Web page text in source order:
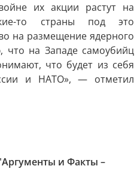
их акции растут на
то страны под это
на размещение ядерного
на Западе самоубийц
что будет из себя
и НАТО», — отметил
и Факты –